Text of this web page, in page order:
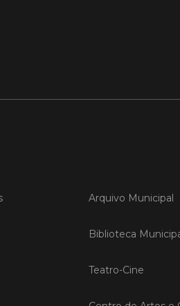
Arquivo Municipal
Biblioteca
Teatro-Cine